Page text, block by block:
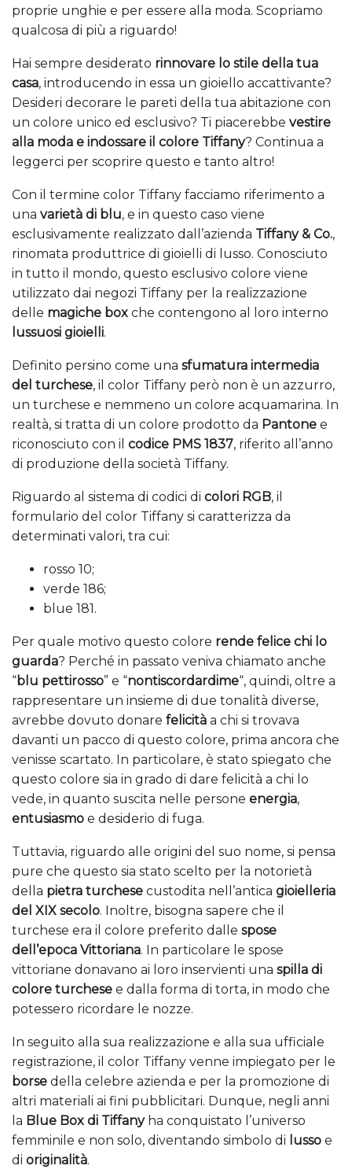
proprie unghie e per essere alla moda. Scopriamo
qualcosa di più a riguardo!
Hai sempre desiderato rinnovare lo stile della tua
casa, introducendo in essa un gioiello accattivante?
Desideri decorare le pareti della tua abitazione con
un colore unico ed esclusivo? Ti piacerebbe vestire
alla moda e indossare il colore Tiffany? Continua a
leggerci per scoprire questo e tanto altro!
Con il termine color Tiffany facciamo riferimento a
una varietà di blu, e in questo caso viene
esclusivamente realizzato dall’azienda Tiffany & Co.,
rinomata produttrice di gioielli di lusso. Conosciuto
in tutto il mondo, questo esclusivo colore viene
utilizzato dai negozi Tiffany per la realizzazione
delle magiche box che contengono al loro interno
lussuosi gioielli.
Definito persino come una sfumatura intermedia
del turchese, il color Tiffany però non è un azzurro,
un turchese e nemmeno un colore acquamarina. In
realtà, si tratta di un colore prodotto da Pantone e
riconosciuto con il codice PMS 1837, riferito all’anno
di produzione della società Tiffany.
Riguardo al sistema di codici di colori RGB, il
formulario del color Tiffany si caratterizza da
determinati valori, tra cui:
rosso 10;
verde 186;
blue 181.
Per quale motivo questo colore rende felice chi lo
guarda? Perché in passato veniva chiamato anche
“blu pettirosso” e “nontiscordardime“, quindi, oltre a
rappresentare un insieme di due tonalità diverse,
avrebbe dovuto donare felicità a chi si trovava
davanti un pacco di questo colore, prima ancora che
venisse scartato. In particolare, è stato spiegato che
questo colore sia in grado di dare felicità a chi lo
vede, in quanto suscita nelle persone energia,
entusiasmo e desiderio di fuga.
Tuttavia, riguardo alle origini del suo nome, si pensa
pure che questo sia stato scelto per la notorietà
della pietra turchese custodita nell’antica gioielleria
del XIX secolo. Inoltre, bisogna sapere che il
turchese era il colore preferito dalle spose
dell’epoca Vittoriana. In particolare le spose
vittoriane donavano ai loro inservienti una spilla di
colore turchese e dalla forma di torta, in modo che
potessero ricordare le nozze.
In seguito alla sua realizzazione e alla sua ufficiale
registrazione, il color Tiffany venne impiegato per le
borse della celebre azienda e per la promozione di
altri materiali ai fini pubblicitari. Dunque, negli anni
la Blue Box di Tiffanyha conquistato l’universo
femminile e non solo, diventando simbolo di lusso e
di originalità.